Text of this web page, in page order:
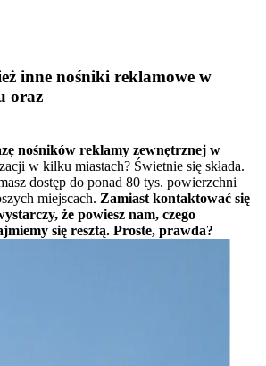
inne nośniki reklamowe w
oraz
nośników reklamy zewnętrznej w
w kilku miastach? Świetnie się składa.
dostęp do ponad 80 tys. powierzchni
miejscach. Zamiast kontaktować się
że powiesz nam, czego
się resztą. Proste, prawda?